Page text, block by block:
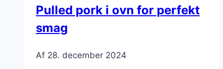
nærende
Pulled pork i ovn for perfekt
smag
Af 28. december 2024